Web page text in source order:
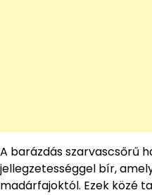
A barázdás szarvascsőrű
jellegzetességgel bír,
madárfajoktól. Ezek közé